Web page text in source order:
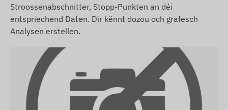
Lanka, Schweden, Schwäiz, Thailand, Tunesien,
Tierkei, Turks- a Caicosinselen, Ukrain, Vereenegt
Arabesch Emirater, USA, Vietnam, Hongkong.
Am Fall vun engem Software-Abonnement, wann
Dir nieft den Notifikatiounen iwwer E-Mail och den
SMS-Alarmservice vun eiser Software notze wëllt,
kaaft wgl. och eng SMS-Kreditkaart, déi Dir an
eisem Webshop bei de verbonne Produkter fannt.
Stroossenabschnitter, Stopp-Punkten an déi
entspriechend Daten. Dir kënnt dozou och grafesch
Analysen erstellen.